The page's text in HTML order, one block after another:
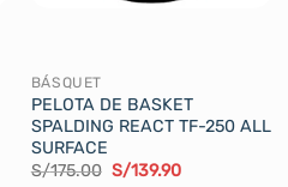
BÁSQUET
PELOTA DE BASKET
SPALDING REACT TF-250 ALL
SURFACE
S/175.00 El
S/139.90El